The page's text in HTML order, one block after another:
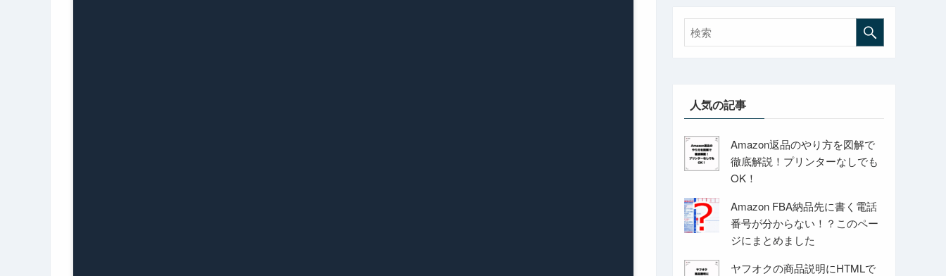
人気の記事
Amazon返品のやり方を図解で
徹底解説！プリンターなしでも
OK！
Amazon FBA納品先に書く電話
番号が分からない！？このペー
ジにまとめました
ヤフオクの商品説明にHTMLで